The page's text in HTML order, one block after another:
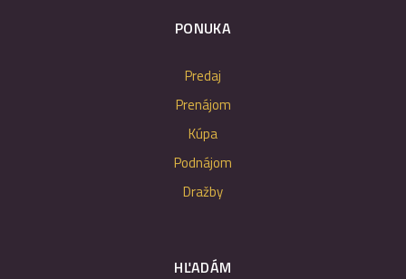
PONUKA
Predaj
Prenájom
Kúpa
Podnájom
Dražby
HĽADÁM